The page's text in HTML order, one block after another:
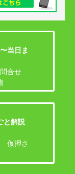
当日ま
問合せ
と解説
仮押さ